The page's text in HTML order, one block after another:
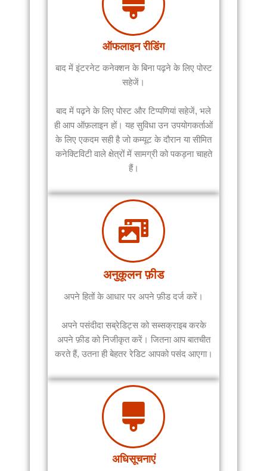
ऑफलाइन रीडिंग
बाद में इंटरनेट कनेक्शन के बिना पढ़ने के लिए पोस्ट
सहेजें।
बाद में पढ़ने के लिए पोस्ट और टिप्पणियां सहेजें, भले
ही आप ऑफ़लाइन हों। यह सुविधा उन उपयोगकर्ताओं
के लिए एकदम सही है जो कम्यूट के दौरान या सीमित
कनेक्टिविटी वाले क्षेत्रों में सामग्री को पकड़ना चाहते
हैं।
अनुकूलन फ़ीड
अपने हितों के आधार पर अपने फ़ीड दर्ज करें।
अपने पसंदीदा सब्रेडिट्स को सब्सक्राइब करके
अपने फ़ीड को निजीकृत करें। जितना आप बातचीत
करते हैं, उतना ही बेहतर रेडिट आपको पसंद आएगा।
अधिसूचनाएं